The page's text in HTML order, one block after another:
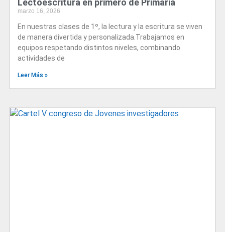
Lectoescritura en primero de Primaria
marzo 16, 2026
En nuestras clases de 1º, la lectura y la escritura se viven
de manera divertida y personalizada.Trabajamos en
equipos respetando distintos niveles, combinando
actividades de
Leer Más »